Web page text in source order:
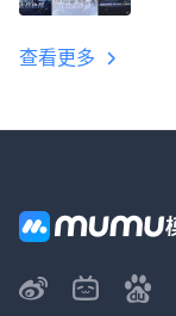
查看更多